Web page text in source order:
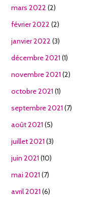
mars 2022 (2)
février 2022 (2)
janvier 2022 (3)
décembre 2021 (1)
novembre 2021 (2)
octobre 2021 (1)
septembre 2021 (7)
août 2021 (5)
juillet 2021 (3)
juin 2021 (10)
mai 2021 (7)
avril 2021 (6)